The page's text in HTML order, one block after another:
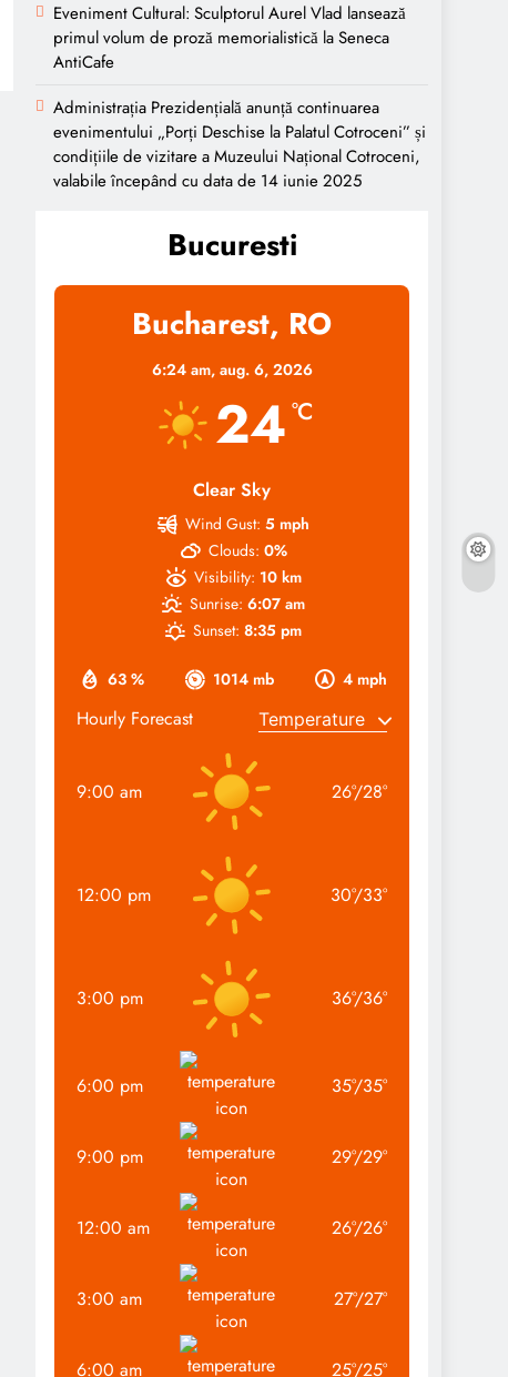
Eveniment Cultural: Sculptorul Aurel Vlad lansează
primul volum de proză memorialistică la Seneca
AntiCafe
Administrația Prezidențială anunță continuarea
evenimentului „Porți Deschise la Palatul Cotroceni” și
condițiile de vizitare a Muzeului Național Cotroceni,
valabile începând cu data de 14 iunie 2025
Bucuresti
Bucharest, RO
6:24 am, aug. 6, 2026
24 °C
Clear Sky
63 % 1014 mb 4 mph
Wind Gust: 5 mph
Clouds: 0%
Visibility: 10 km
Sunrise: 6:07 am
Sunset: 8:35 pm
Hourly Forecast
9:00 am 26°/28°
12:00 pm 30°/33°
3:00 pm 36°/36°
6:00 pm 35°/35°
9:00 pm 29°/29°
12:00 am 26°/26°
3:00 am 27°/27°
6:00 am 25°/25°